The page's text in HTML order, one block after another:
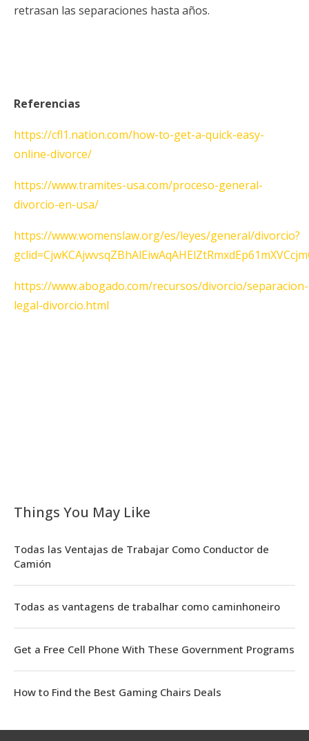
retrasan las separaciones hasta años.
Referencias
https://cfl1.nation.com/how-to-get-a-quick-easy-
online-divorce/
https://www.tramites-usa.com/proceso-general-
divorcio-en-usa/
https://www.womenslaw.org/es/leyes/general/divorcio?
https://www.abogado.com/recursos/divorcio/separacion-
legal-divorcio.html
Things You May Like
Todas las Ventajas de Trabajar Como Conductor de
Camión
Todas as vantagens de trabalhar como caminhoneiro
Get a Free Cell Phone With These Government Programs
How to Find the Best Gaming Chairs Deals